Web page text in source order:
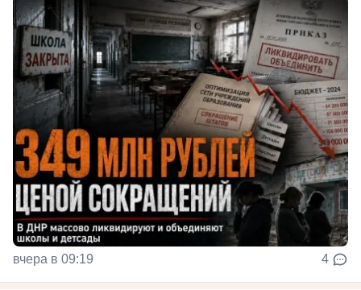
вчера в 09:19 4